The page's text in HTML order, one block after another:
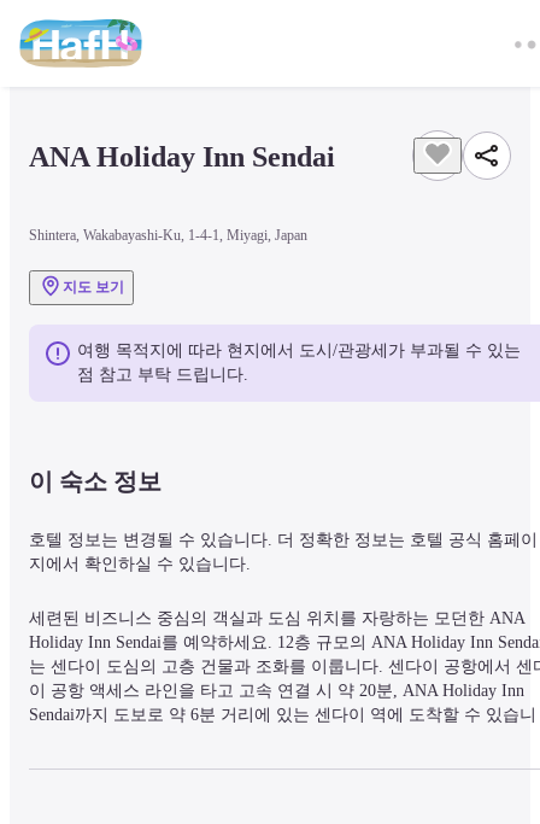
ANA Holiday Inn Sendai
Shintera, Wakabayashi-Ku, 1-4-1, Miyagi, Japan
지도 보기
여행 목적지에 따라 현지에서 도시/관광세가 부과될 수 있는
점 참고 부탁 드립니다.
이 숙소 정보
호텔 정보는 변경될 수 있습니다. 더 정확한 정보는 호텔 공식 홈페이
지에서 확인하실 수 있습니다.
세련된 비즈니스 중심의 객실과 도심 위치를 자랑하는 모던한 ANA
Holiday Inn Sendai를 예약하세요. 12층 규모의 ANA Holiday Inn
는 센다이 도심의 고층 건물과 조화를 이룹니다. 센다이 공항에서 센
이 공항 액세스 라인을 타고 고속 연결 시 약 20분, ANA Holiday Inn
Sendai까지 도보로 약 6분 거리에 있는 센다이 역에 도착할 수 있습니